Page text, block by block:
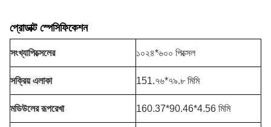
প্রোডাক্ট স্পেসিফিকেশন
সংখ্যাপিক্সেলের ১০২৪*৬০০ পিক্সেল
সক্রিয় এলাকা 151.৭৬*৭৯.৮ মিমি
মডিউলের রূপরেখা 160.37*90.46*4.56 মিমি